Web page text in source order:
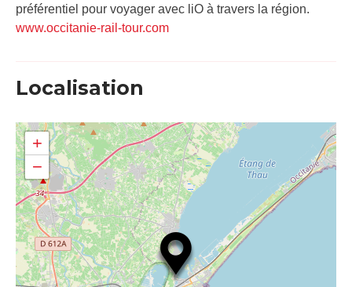
préférentiel pour voyager avec liO à travers la région.
www.occitanie-rail-tour.com
Localisation
+
−